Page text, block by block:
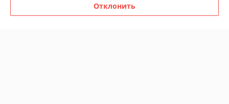
Политика обработки cookies
Отклонить